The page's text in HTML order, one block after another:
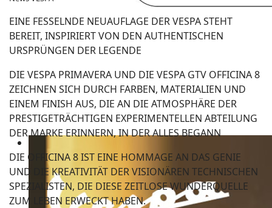
EINE FESSELNDE NEUAUFLAGE DER VESPA STEHT
BEREIT, INSPIRIERT VON DEN AUTHENTISCHEN
URSPRÜNGEN DER LEGENDE
DIE VESPA PRIMAVERA UND DIE VESPA GTV OFFICINA 8
ZEICHNEN SICH DURCH FARBEN, MATERIALIEN UND
EINEM FINISH AUS, DIE AN DIE ATMOSPHÄRE DER
PRESTIGETRÄCHTIGEN EXPERIMENTELLEN ABTEILUNG
DER MARKE ERINNERN, IN DER ALLES BEGANN
DIE OFFICINA 8 IST EINE HOMMAGE AN DAS GENIE
UND DIE KREATIVITÄT DER VISIONÄREN TECHNISCHEN
SPEZIALISTEN, DIE DIESE ZEITLOSE WUNDERQUELLE
ZUM LEBEN ERWECKT HABEN.